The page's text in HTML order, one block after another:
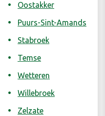
Oostakker
Puurs-Sint-Amands
Stabroek
Temse
Wetteren
Willebroek
Zelzate